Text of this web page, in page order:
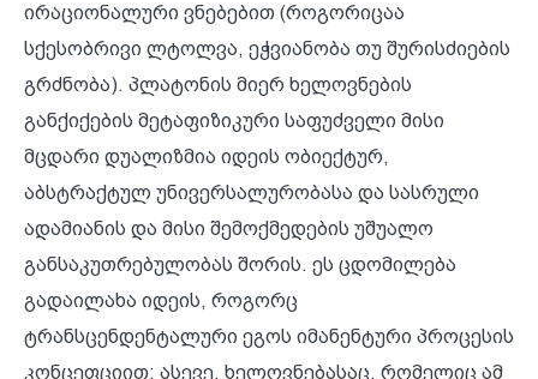
ირაციონალური ვნებებით (როგორიცაა
სქესობრივი ლტოლვა, ეჭვიანობა თუ შურისძიების
გრძნობა). პლატონის მიერ ხელოვნების
განქიქების მეტაფიზიკური საფუძველი მისი
მცდარი დუალიზმია იდეის ობიექტურ,
აბსტრაქტულ უნივერსალურობასა და სასრული
ადამიანის და მისი შემოქმედების უშუალო
განსაკუთრებულობას შორის. ეს ცდომილება
გადაილახა იდეის, როგორც
ტრანსცენდენტალური ეგოს იმანენტური პროცესის
კონცეფციით; ასევე, ხელოვნებასაც, რომელიც ამ